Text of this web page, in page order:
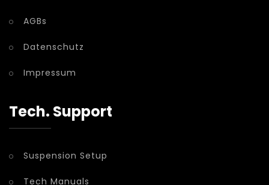
AGBs
Datenschutz
Impressum
Tech. Support
Suspension Setup
Tech Manuals